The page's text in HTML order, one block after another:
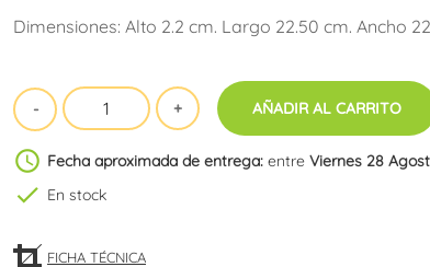
Dimensiones: Alto 2.2 cm. Largo 22.50 cm. Ancho
AÑADIR AL CARRITO
schedule Fecha aproximada de entrega: entre Viernes 28
check En stock
FICHA TÉCNICA